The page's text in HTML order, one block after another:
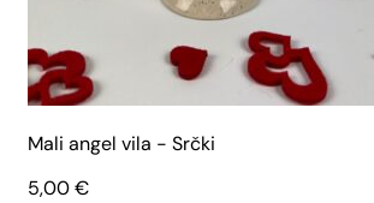
Mali angel vila - Srčki
5,00€